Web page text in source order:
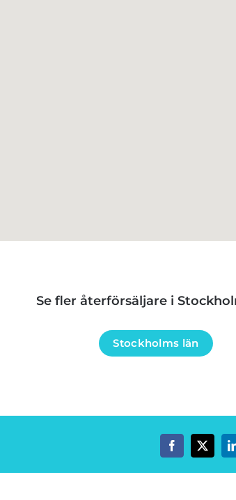
Se fler återförsäljare i
Stockholms län
FacebookTwitter